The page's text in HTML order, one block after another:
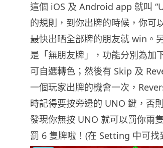
這個 iOS 及 Android app 就叫
的規則，到你出牌的時候，你可
最快出晒全部牌的朋友就 win。
是「無朋友牌」，功能分別為加
可自選轉色；然後有 Skip 及
一個玩家出牌的機會一次，
時記得要按旁邊的 UNO 鍵，否
發現你無按 UNO 就可以罰你兩
罰 6 隻牌啦！(在 Setting 中可找